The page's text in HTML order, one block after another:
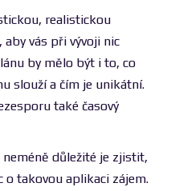
realistickou
vás při vývoji nic
by mělo být i to, co
slouží a čím je unikátní.
také časový
neméně důležité je zjistit,
o takovou aplikaci zájem.